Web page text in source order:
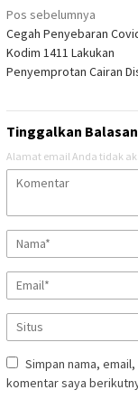
Navigasi
pos
Pos sebelumnya
Cegah Penyebaran
Kodim 1411 Lakukan
Penyemprotan Cairan
Tinggalkan Balasan
Alamat email Anda tidak
Simpan nama,
komentar saya